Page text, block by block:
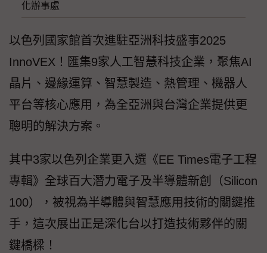
化辦事處
以色列國家館首次進駐亞洲科技盛事2025
InnoVEX！匯集9家人工智慧科技企業，聚焦AI
晶片、邊緣運算、智慧製造、熱管理、機器人
平台等核心應用，為全亞洲與台灣企業提供更
聰明的解決方案。
其中3家以色列企業更入選《EE Times電子工程
專輯》全球百大潛力電子及半導體新創（Silicon
100），被視為半導體與智慧應用技術的關鍵推
手，這次展出正是深化台以打造技術夥伴的關
鍵橋樑！